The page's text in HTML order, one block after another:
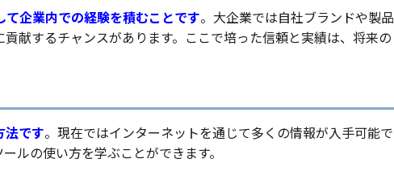
企業内での経験を積むことです。大企業では自社ブランドや製品
献するチャンスがあります。ここで培った信頼と実績は、将来の
法です。現在ではインターネットを通じて多くの情報が入手可能で
の使い方を学ぶことができます。